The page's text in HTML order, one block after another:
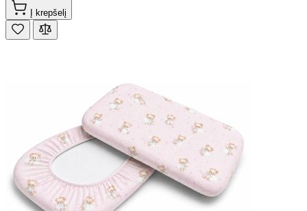
Į krepšelį